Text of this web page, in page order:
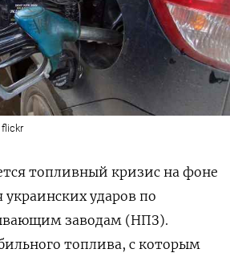
топливный кризис на фоне
ударов по
заводам (НПЗ).
топлива, с которым